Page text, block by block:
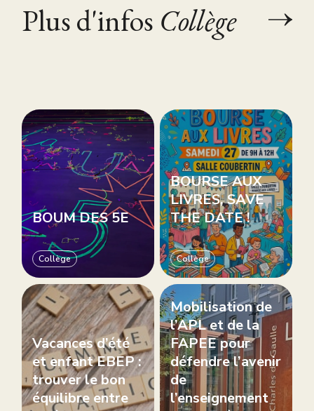
Plus d'infos Collège
BOUM DES 5E
Collège
BOURSE AUX
LIVRES, SAVE
THE DATE !
Collège
Vacances d’été
et enfant EBEP :
trouver le bon
équilibre entre
Mobilisation de
l’APL et de la
FAPEE pour
défendre l’avenir
de
l’enseignement